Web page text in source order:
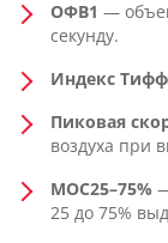
ОФВ1 —
секунду.
Индекс
Пиковая
воздуха при
МОС25–75%
25 до 75%